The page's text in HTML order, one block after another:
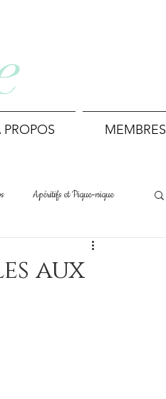
PROPOS MEMBRES
Apéritifs et Pique-nique
aux